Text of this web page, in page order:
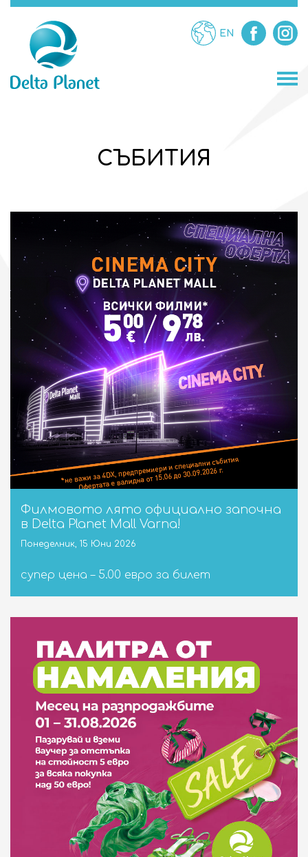
EN
СЪБИТИЯ
Филмовото лято официално започна
в Delta Planet Mall Varna!
Понеделник, 15 Юни 2026
супер цена – 5.00 евро за билет
УСЛУГИ
ПРОМОЦИИ
НОВИНИ
СЪБИТИЯ
10:00 - 21:00
ЗАТВОРЕНО
бул. "Сливница" 185
БИЗНЕС ВЪЗМОЖНОСТИ
Търговски площи под наем
Реклама и организиране на събития
ЗА DELTA PLANET MALL
За нас
Контакт